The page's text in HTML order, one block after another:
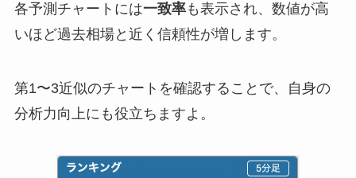
各予測チャートには一致率も表示され、数値が高
いほど過去相場と近く信頼性が増します。
第1〜3近似のチャートを確認することで、自身の
分析力向上にも役立ちますよ。